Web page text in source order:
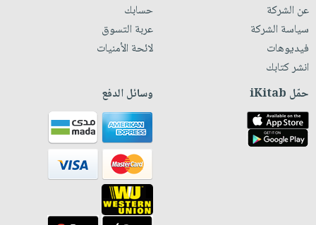
عن الشركة
سياسة الشركة
فيديوهات
انشر كتابك
حسابك
عربة التسوق
لائحة الأمنيات
حمّل iKitab وسائل الدفع